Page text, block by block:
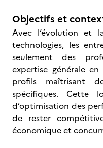
Objectifs et
Avec l’évolution et
technologies, les
seulement des
expertise générale
profils maîtrisant
spécifiques. Cette
d’optimisation des
de rester
économique et